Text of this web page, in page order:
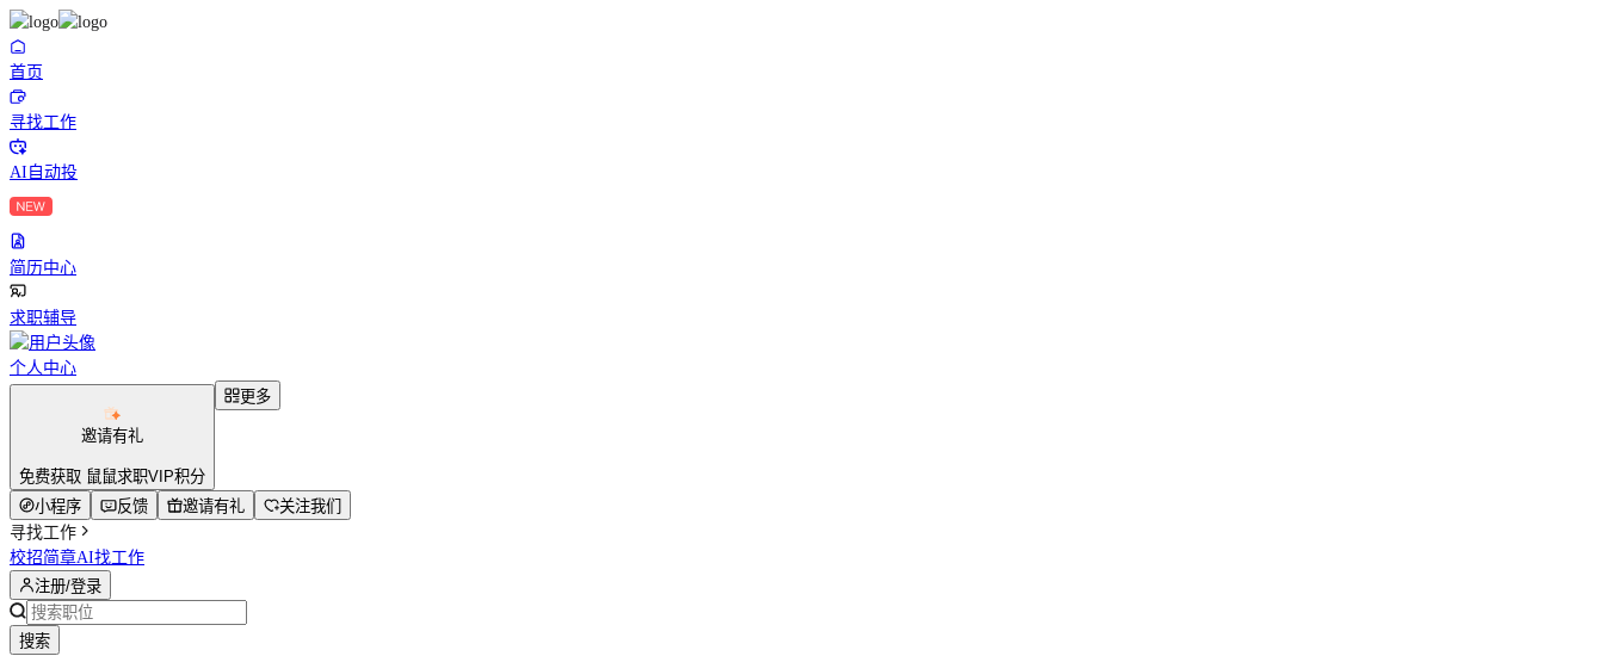
首页
寻找工作
AI自动投
简历中心
求职辅导
个人中心
邀请有礼
免费获取 鼠鼠求职VIP积分
更多
小程序 反馈 邀请有礼
关注我们
寻找工作
校招简章AI找工作
注册/登录
搜索